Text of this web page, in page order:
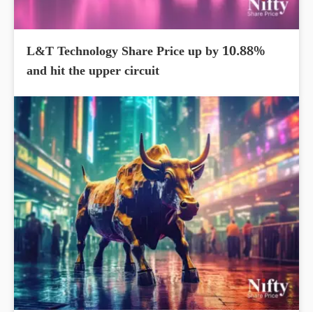
L&T Technology Share Price up by 10.88%
and hit the upper circuit